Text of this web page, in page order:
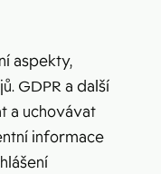
aspekty,
GDPR a další
a uchovávat
informace